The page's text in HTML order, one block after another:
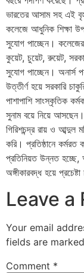
ভারতের আসাম সহ এই
কলেজে আধুনিক শিক্ষা
সুযোগ পাচ্ছেন। কলেজের
কুয়েট, চুয়েট, রুয়েট,
সুযোগ পাচ্ছেন। অনার্স
উত্তীর্ণ হয়ে সরকারি
পাশাপাশি সাংস্কৃতিক
সুনাম বয়ে নিয়ে আসছেন।
গিরিশচন্দ্র রায় ও আব্দুল
করি। প্রতিষ্ঠানে কর্মরত
প্রতিনিয়ত উন্নত হচ্ছে,
অঙ্গীকারবদ্ধ হয়ে
Leave a
Your email
fields are marked
Comment *